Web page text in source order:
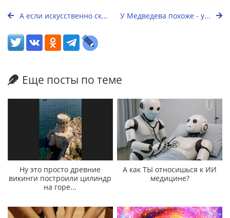
А если искусственно ск... У Медведева похоже - у...
Еще посты по теме
Ну это просто древние
викинги построили цилиндр
на горе...
А как ТЫ относишься к ИИ
медицине?